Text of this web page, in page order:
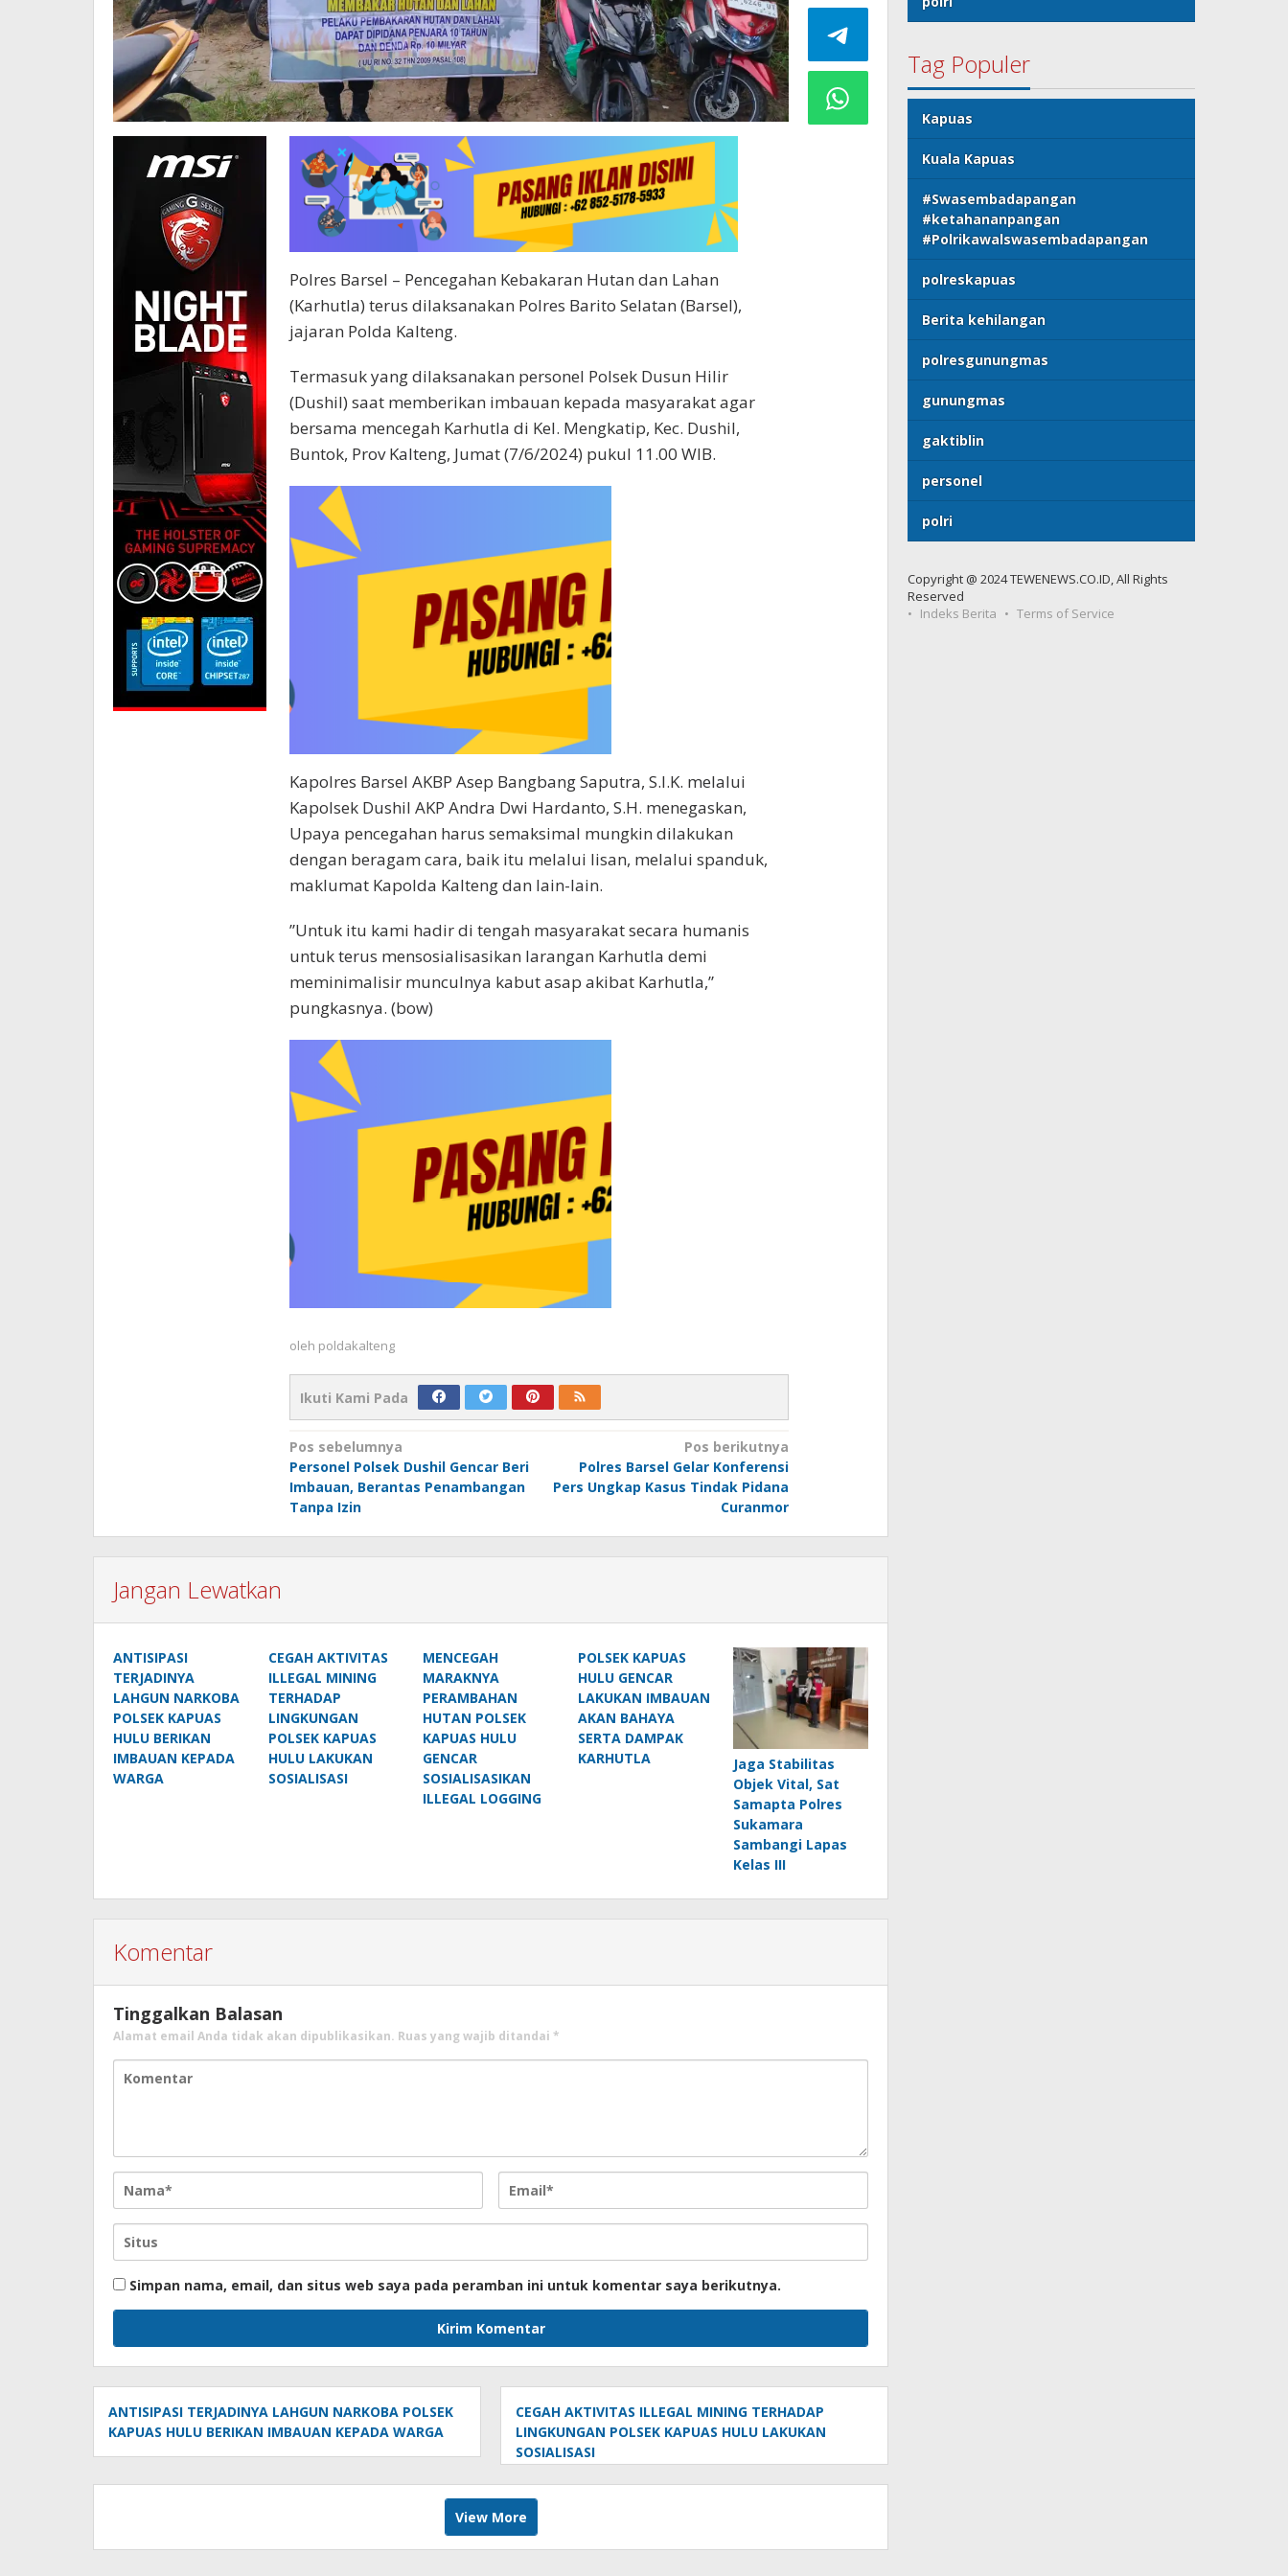
Polres Barsel – Pencegahan Kebakaran Hutan dan Lahan
(Karhutla) terus dilaksanakan Polres Barito Selatan (Barsel),
jajaran Polda Kalteng.
Termasuk yang dilaksanakan personel Polsek Dusun Hilir
(Dushil) saat memberikan imbauan kepada masyarakat agar
bersama mencegah Karhutla di Kel. Mengkatip, Kec. Dushil,
Buntok, Prov Kalteng, Jumat (7/6/2024) pukul 11.00 WIB.
Kapolres Barsel AKBP Asep Bangbang Saputra, S.I.K. melalui
Kapolsek Dushil AKP Andra Dwi Hardanto, S.H. menegaskan,
Upaya pencegahan harus semaksimal mungkin dilakukan
dengan beragam cara, baik itu melalui lisan, melalui spanduk,
maklumat Kapolda Kalteng dan lain-lain.
”Untuk itu kami hadir di tengah masyarakat secara humanis
untuk terus mensosialisasikan larangan Karhutla demi
meminimalisir munculnya kabut asap akibat Karhutla,”
pungkasnya. (bow)
oleh poldakalteng
Ikuti Kami Pada
Navigasi
pos
Pos sebelumnya
Personel Polsek Dushil Gencar Beri
Imbauan, Berantas Penambangan
Tanpa Izin
Pos berikutnya
Polres Barsel Gelar Konferensi
Pers Ungkap Kasus Tindak Pidana
Curanmor
Jangan Lewatkan
ANTISIPASI
TERJADINYA
LAHGUN NARKOBA
POLSEK KAPUAS
HULU BERIKAN
IMBAUAN KEPADA
WARGA
CEGAH AKTIVITAS
ILLEGAL MINING
TERHADAP
LINGKUNGAN
POLSEK KAPUAS
HULU LAKUKAN
SOSIALISASI
MENCEGAH
MARAKNYA
PERAMBAHAN
HUTAN POLSEK
KAPUAS HULU
GENCAR
SOSIALISASIKAN
ILLEGAL LOGGING
POLSEK KAPUAS
HULU GENCAR
LAKUKAN IMBAUAN
AKAN BAHAYA
SERTA DAMPAK
KARHUTLA
Jaga Stabilitas
Objek Vital, Sat
Samapta Polres
Sukamara
Sambangi Lapas
Kelas III
Komentar
Tinggalkan Balasan
Alamat email Anda tidak akan dipublikasikan. Ruas yang wajib ditandai *
Simpan nama, email, dan situs web saya pada peramban ini untuk komentar saya berikutnya.
ANTISIPASI TERJADINYA LAHGUN NARKOBA POLSEK
KAPUAS HULU BERIKAN IMBAUAN KEPADA WARGA
CEGAH AKTIVITAS ILLEGAL MINING TERHADAP
LINGKUNGAN POLSEK KAPUAS HULU LAKUKAN
SOSIALISASI
View More
Tag Populer
Kapuas
Kuala Kapuas
#Swasembadapangan
#ketahananpangan
#Polrikawalswasembadapangan
polreskapuas
Berita kehilangan
polresgunungmas
gunungmas
gaktiblin
personel
polri
Copyright @ 2024 TEWENEWS.CO.ID, All Rights
Reserved
Indeks Berita
Terms of Service